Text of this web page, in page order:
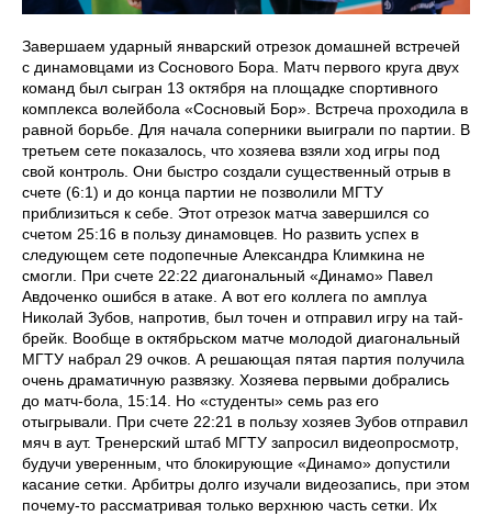
Завершаем ударный январский отрезок домашней встречей
с динамовцами из Соснового Бора. Матч первого круга двух
команд был сыгран 13 октября на площадке спортивного
комплекса волейбола «Сосновый Бор». Встреча проходила в
равной борьбе. Для начала соперники выиграли по партии. В
третьем сете показалось, что хозяева взяли ход игры под
свой контроль. Они быстро создали существенный отрыв в
счете (6:1) и до конца партии не позволили МГТУ
приблизиться к себе. Этот отрезок матча завершился со
счетом 25:16 в пользу динамовцев. Но развить успех в
следующем сете подопечные Александра Климкина не
смогли. При счете 22:22 диагональный «Динамо» Павел
Авдоченко ошибся в атаке. А вот его коллега по амплуа
Николай Зубов, напротив, был точен и отправил игру на тай-
брейк. Вообще в октябрьском матче молодой диагональный
МГТУ набрал 29 очков. А решающая пятая партия получила
очень драматичную развязку. Хозяева первыми добрались
до матч-бола, 15:14. Но «студенты» семь раз его
отыгрывали. При счете 22:21 в пользу хозяев Зубов отправил
мяч в аут. Тренерский штаб МГТУ запросил видеопросмотр,
будучи уверенным, что блокирующие «Динамо» допустили
касание сетки. Арбитры долго изучали видеозапись, при этом
почему-то рассматривая только верхнюю часть сетки. Их